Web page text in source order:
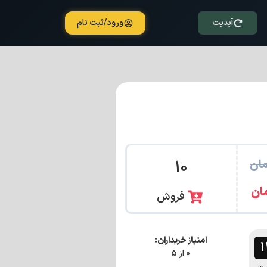
آپدیت ورود/ثبت نام
10
فروش
امتیاز خریداران:
0 از 5